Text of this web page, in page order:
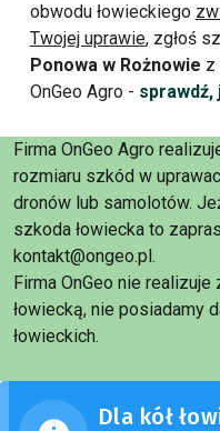
obwodu łowieckiego
Twojej uprawie, zgłoś
Ponowa w Rożnowie z
OnGeo Agro - sprawdź,
Firma OnGeo Agro
rozmiaru szkód w
dronów lub samolotów.
szkoda łowiecka to
kontakt@ongeo.pl.
Firma OnGeo nie
łowiecką, nie posiadamy
łowieckich.
Dla kół